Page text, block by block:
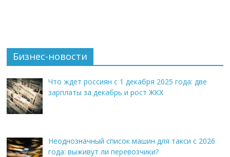
Бизнес-новости
Что ждет россиян с 1 декабря 2025 года: две
зарплаты за декабрь и рост ЖКХ
Неоднозначный список машин для такси с 2026
года: выживут ли перевозчики?